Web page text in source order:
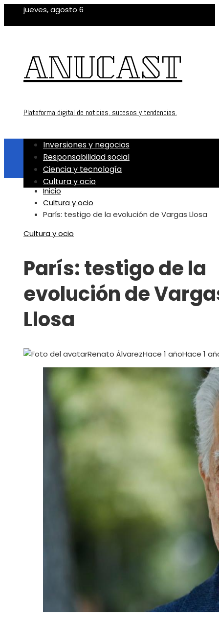
jueves, agosto 6
ANUCAST
Plataforma digital de noticias, sucesos y tendencias.
Inversiones y negocios
Responsabilidad social
Ciencia y tecnología
Cultura y ocio
Inicio
Cultura y ocio
París: testigo de la evolución de Vargas Llosa
Cultura y ocio
París: testigo de la
evolución de
Llosa
Renato ÁlvarezHace 1 añoHace 1